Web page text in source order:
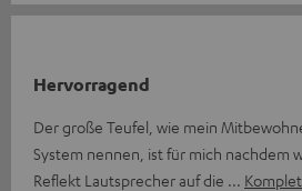
Hervorragend
Der große Teufel, wie mein
System nennen, ist für mich nachdem
Reflekt Lautsprecher auf die